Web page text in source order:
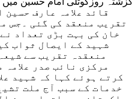
قائد علامہ عارف
تقریب منعقد کی گئی ۔جس
خان کی بہت بڑی تعداد
شہید کے ایصال ثواب
منعقدہ تقریب سے
مرکزی نائب صدر
کرتے ہوئے کہا کہ شہید
خدمات کے سبب آج ملت